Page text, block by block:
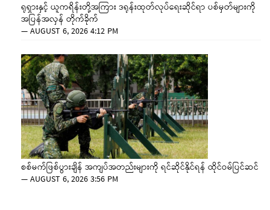
ရုရှားနှင့် ယူကရိန်းတို့အကြား ဒရုန်းထုတ်လုပ်ရေးဆိုင်ရာ ပစ်မှတ်များကို
အပြန်အလှန် တိုက်ခိုက်
—AUGUST 6, 2026 4:12 PM
စစ်မက်ဖြစ်ပွားချိန် အကျပ်အတည်းများကို ရင်ဆိုင်နိုင်ရန် ထိုင်ဝမ်ပြင်ဆင်
—AUGUST 6, 2026 3:56 PM